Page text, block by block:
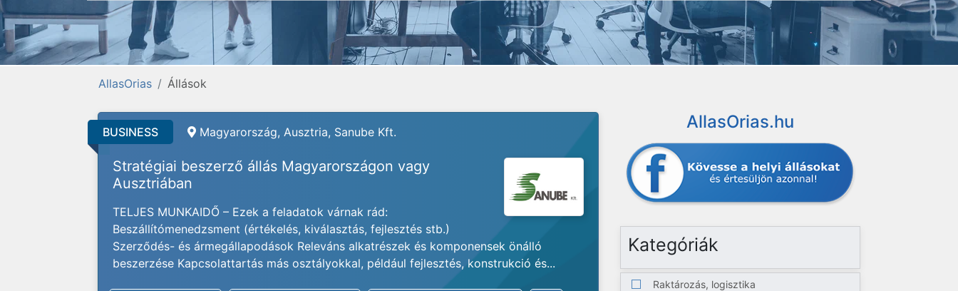
AllasOrias Állások
BUSINESS Magyarország, Ausztria, Sanube Kft.
Stratégiai beszerző állás Magyarországon vagy
Ausztriában
TELJES MUNKAIDŐ – Ezek a feladatok várnak rád:
Beszállítómenedzsment (értékelés, kiválasztás, fejlesztés stb.)
Szerződés- és ármegállapodások Releváns alkatrészek és komponensek önálló
beszerzése Kapcsolattartás más osztályokkal, például fejlesztés, konstrukció és...
AllasOrias.hu
Kategóriák
Raktározás, logisztika